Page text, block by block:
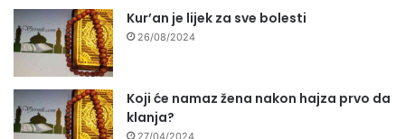
Kur’an je lijek za sve bolesti
26/08/2024
Koji će namaz žena nakon hajza prvo da
klanja?